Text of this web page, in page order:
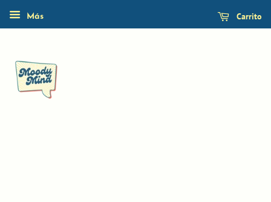
Más Carrito